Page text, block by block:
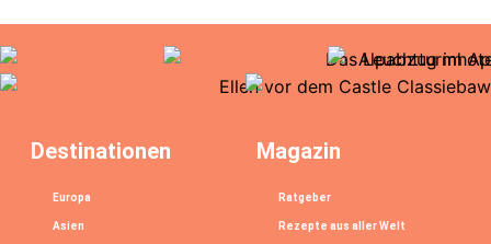
Destinationen
Europa
Asien
Magazin
Ratgeber
Rezepte aus aller Welt